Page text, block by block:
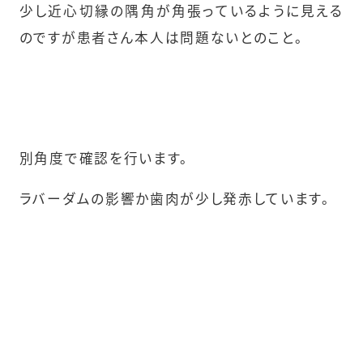
少し近心切縁の隅角が角張っているように見える
のですが患者さん本人は問題ないとのこと。
別角度で確認を行います。
ラバーダムの影響か歯肉が少し発赤しています。